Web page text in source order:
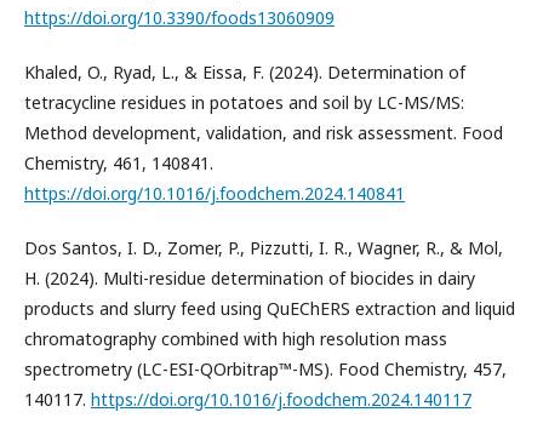
https://doi.org/10.3390/foods13060909
Khaled, O., Ryad, L., & Eissa, F. (2024). Determination of
tetracycline residues in potatoes and soil by LC-MS/MS:
Method development, validation, and risk assessment. Food
Chemistry, 461, 140841.
https://doi.org/10.1016/j.foodchem.2024.140841
Dos Santos, I. D., Zomer, P., Pizzutti, I. R., Wagner, R., & Mol,
H. (2024). Multi-residue determination of biocides in dairy
products and slurry feed using QuEChERS extraction and liquid
chromatography combined with high resolution mass
spectrometry (LC-ESI-QOrbitrap™-MS). Food Chemistry, 457,
140117. https://doi.org/10.1016/j.foodchem.2024.140117